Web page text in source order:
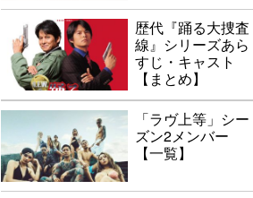
歴代『踊る大捜査
線』シリーズあら
すじ・キャスト
【まとめ】
「ラヴ上等」シー
ズン2メンバー
【一覧】